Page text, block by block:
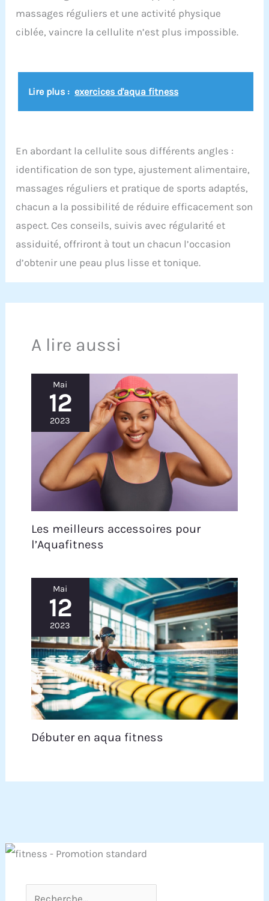
pendant vos séances. 5 réglages en hauteur & 2
angles d'inclinaison :Notre machine à
abdominaux propose 5 niveaux de hauteur et 2
répétitions, le compteur et le temps
d'entraînement, vous permettant de suivre vos
progrès et de planifier votre prochaine séance. Un
renforcées & rembourrage en mousse : Les
rouleaux robustes et épais ainsi que le
rembourrage en mousse NBR haute qualité
l'appareil, le rendant moins susceptible aux
dommages.
massages réguliers et une activité physique
ciblée, vaincre la cellulite n’est plus impossible.
Lire plus : exercices d'aqua fitness
En abordant la cellulite sous différents angles :
identification de son type, ajustement alimentaire,
massages réguliers et pratique de sports adaptés,
chacun a la possibilité de réduire efficacement son
aspect. Ces conseils, suivis avec régularité et
assiduité, offriront à tout un chacun l’occasion
d’obtenir une peau plus lisse et tonique.
A lire aussi
Mai
12
2023
Les meilleurs accessoires pour
l’Aquafitness
Mai
12
2023
Débuter en aqua fitness